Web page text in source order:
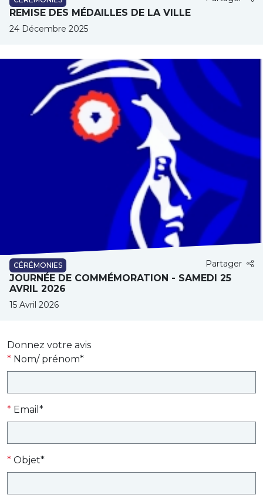
REMISE DES MÉDAILLES DE LA VILLE
24 Décembre 2025
CÉRÉMONIES Partager
JOURNÉE DE COMMÉMORATION - SAMEDI 25
AVRIL 2026
15 Avril 2026
Donnez votre avis
* Nom/ prénom*
* Email*
* Objet*